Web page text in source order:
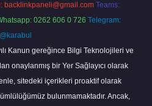
backlinkpaneli@gmail.com Teams:
0262 606 0 726 Telegram:
@karabul
Kanun gereğince Bilgi Teknolojileri ve
onaylanmış bir Yer Sağlayıcı olarak
sitedeki içerikleri proaktif olarak
bulunmamaktadır. Ancak,